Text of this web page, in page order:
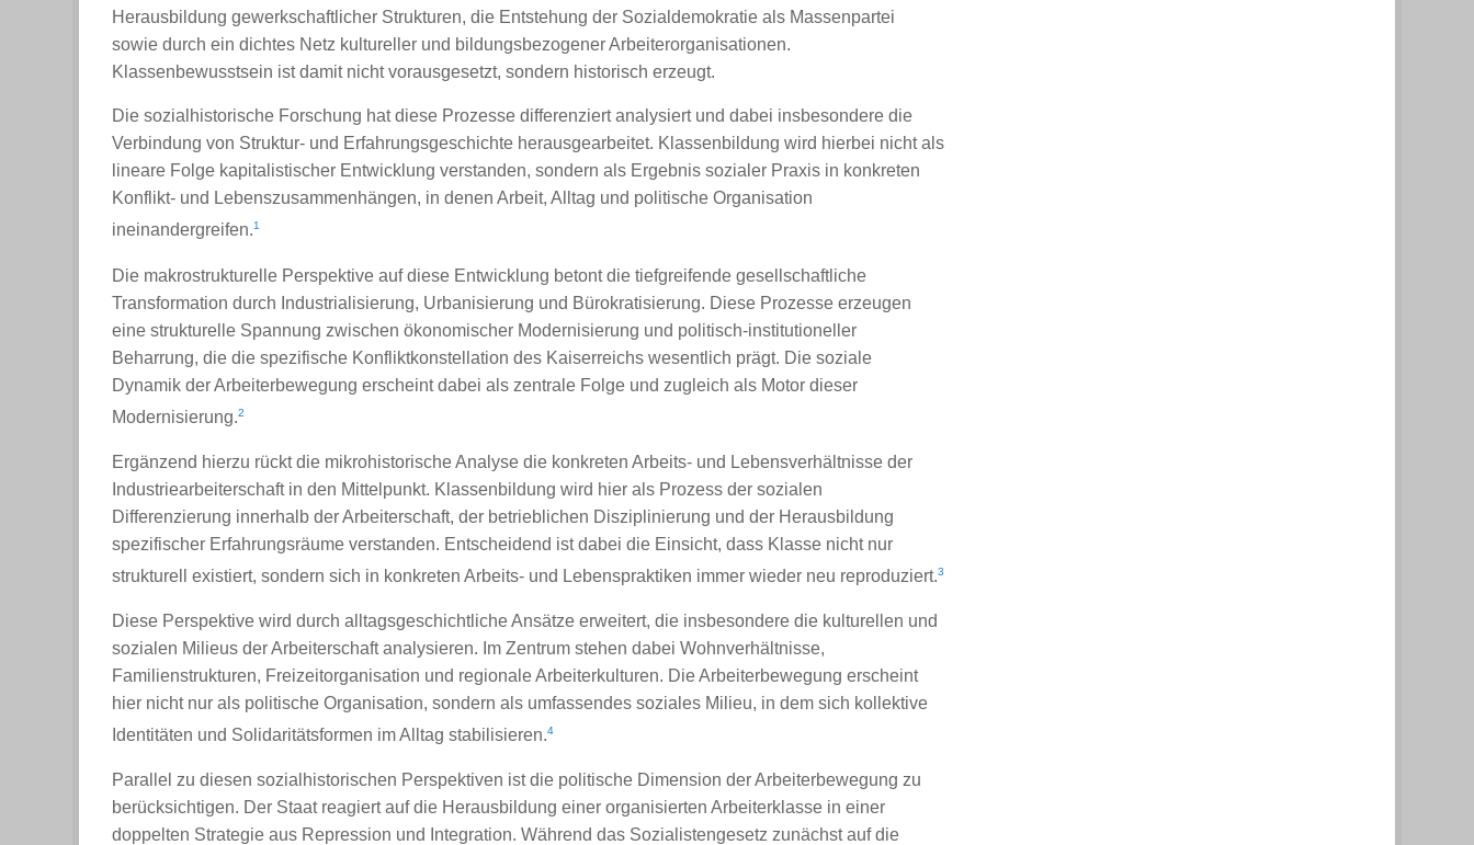
Herausbildung gewerkschaftlicher Strukturen, die Entstehung der Sozialdemokratie als Massenpartei
sowie durch ein dichtes Netz kultureller und bildungsbezogener Arbeiterorganisationen.
Klassenbewusstsein ist damit nicht vorausgesetzt, sondern historisch erzeugt.
Die sozialhistorische Forschung hat diese Prozesse differenziert analysiert und dabei insbesondere die
Verbindung von Struktur- und Erfahrungsgeschichte herausgearbeitet. Klassenbildung wird hierbei nicht als
lineare Folge kapitalistischer Entwicklung verstanden, sondern als Ergebnis sozialer Praxis in konkreten
Konflikt- und Lebenszusammenhängen, in denen Arbeit, Alltag und politische Organisation
ineinandergreifen.1
Die makrostrukturelle Perspektive auf diese Entwicklung betont die tiefgreifende gesellschaftliche
Transformation durch Industrialisierung, Urbanisierung und Bürokratisierung. Diese Prozesse erzeugen
eine strukturelle Spannung zwischen ökonomischer Modernisierung und politisch-institutioneller
Beharrung, die die spezifische Konfliktkonstellation des Kaiserreichs wesentlich prägt. Die soziale
Dynamik der Arbeiterbewegung erscheint dabei als zentrale Folge und zugleich als Motor dieser
Modernisierung.2
Ergänzend hierzu rückt die mikrohistorische Analyse die konkreten Arbeits- und Lebensverhältnisse der
Industriearbeiterschaft in den Mittelpunkt. Klassenbildung wird hier als Prozess der sozialen
Differenzierung innerhalb der Arbeiterschaft, der betrieblichen Disziplinierung und der Herausbildung
spezifischer Erfahrungsräume verstanden. Entscheidend ist dabei die Einsicht, dass Klasse nicht nur
strukturell existiert, sondern sich in konkreten Arbeits- und Lebenspraktiken immer wieder neu reproduziert.3
Diese Perspektive wird durch alltagsgeschichtliche Ansätze erweitert, die insbesondere die kulturellen und
sozialen Milieus der Arbeiterschaft analysieren. Im Zentrum stehen dabei Wohnverhältnisse,
Familienstrukturen, Freizeitorganisation und regionale Arbeiterkulturen. Die Arbeiterbewegung erscheint
hier nicht nur als politische Organisation, sondern als umfassendes soziales Milieu, in dem sich kollektive
Identitäten und Solidaritätsformen im Alltag stabilisieren.4
Parallel zu diesen sozialhistorischen Perspektiven ist die politische Dimension der Arbeiterbewegung zu
berücksichtigen. Der Staat reagiert auf die Herausbildung einer organisierten Arbeiterklasse in einer
doppelten Strategie aus Repression und Integration. Während das Sozialistengesetz zunächst auf die